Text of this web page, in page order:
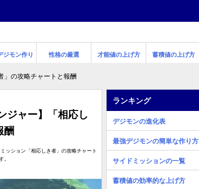
ジモン作り 性格の厳選 才能値の上げ方 蓄積値の上げ方
」の攻略チャートと報酬
ジャー】「相応し
酬
ッション「相応しき者」の攻略チャート
ランキング
デジモンの進化表
最強デジモンの簡単な作り方
サイドミッションの一覧
蓄積値の効率的な上げ方